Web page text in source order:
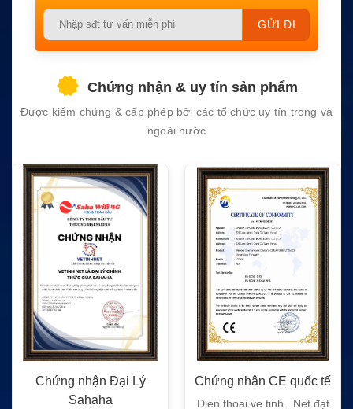
Please
empty.
Chứng nhận & uy tín sản phẩm
Được kiểm chứng & cấp phép bởi các tổ chức uy tín trong và
ngoài nước
Chứng nhận Đại Lý
Sahaha
Chứng nhận CE quốc tế
Dien thoai ve tinh . Net đạt